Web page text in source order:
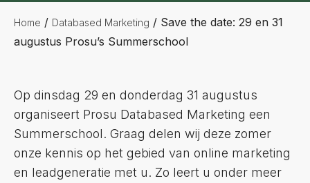
Home / Databased Marketing / Save the date: 29 en 31
augustus Prosu’s Summerschool
Op dinsdag 29 en donderdag 31 augustus
organiseert Prosu Databased Marketing een
Summerschool. Graag delen wij deze zomer
onze kennis op het gebied van online marketing
en leadgeneratie met u. Zo leert u onder meer